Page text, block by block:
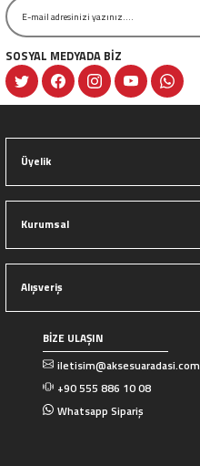
SOSYAL MEDYADA BİZ
Üyelik
Kurumsal
Alışveriş
BİZE ULAŞIN
iletisim@aksesuaradasi.com
+90 555 886 10 08
Whatsapp Sipariş